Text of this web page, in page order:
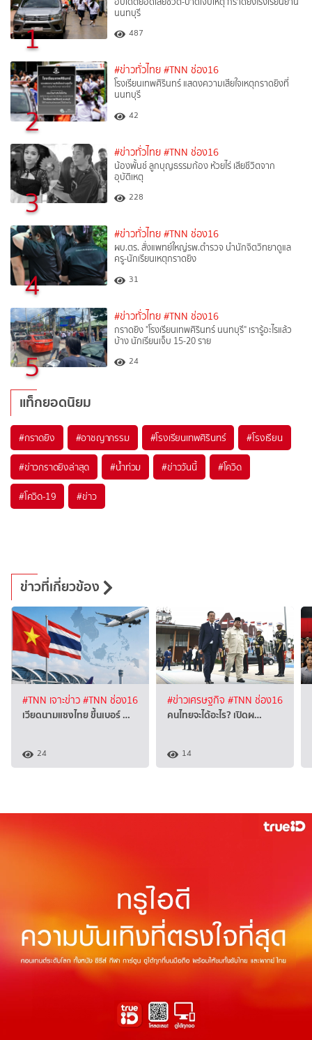
1
นนทบุรี
487
2
#ข่าวทั่วไทย #TNN ช่อง16
โรงเรียนเทพศิรินทร์ แสดงความเสียใจเหตุกราดยิงที่
นนทบุรี
42
3
#ข่าวทั่วไทย #TNN ช่อง16
น้องพั้นช์ ลูกบุญธรรมก้อง ห้วยไร่ เสียชีวิตจาก
อุบัติเหตุ
228
4
#ข่าวทั่วไทย #TNN ช่อง16
ผบ.ตร. สั่งแพทย์ใหญ่รพ.ตำรวจ นำนักจิตวิทยาดูแล
ครู-นักเรียนเหตุกราดยิง
31
5
#ข่าวทั่วไทย #TNN ช่อง16
กราดยิง "โรงเรียนเทพศิรินทร์ นนทบุรี" เรารู้อะไรแล้ว
บ้าง นักเรียนเจ็บ 15-20 ราย
24
แท็กยอดนิยม
#กราดยิง #อาชญากรรม #โรงเรียนเทพศิรินทร์ #โรงเรียน
#ข่าวกราดยิงล่าสุด #น้ำท่วม #ข่าววันนี้ #โควิด
#โควิด-19 #ข่าว
ข่าวที่เกี่ยวข้อง
#TNN เจาะข่าว#TNN ช่อง16
เวียดนามแซงไทย ขึ้นเบอร์ …
24
#ข่าวเศรษฐกิจ #TNN ช่อง16
คนไทยจะได้อะไร? เปิดผ…
14